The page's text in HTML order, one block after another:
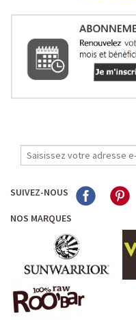
SUIVEZ-NOUS
NOS MARQUES